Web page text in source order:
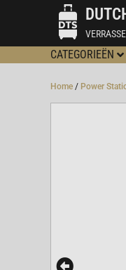
CATEGORIEËN
Home / Power